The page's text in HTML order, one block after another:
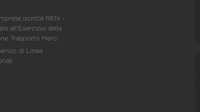
iscritte REN -
all'Esercizio della
Trasporto Merci
di Linea